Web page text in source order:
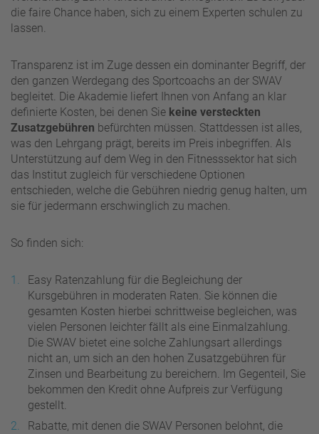
die faire Chance haben, sich zu einem Experten schulen zu
lassen.
Transparenz ist im Zuge dessen ein dominanter Begriff, der
den ganzen Werdegang des Sportcoachs an der SWAV
begleitet. Die Akademie liefert Ihnen von Anfang an klar
definierte Kosten, bei denen Sie keine versteckten
Zusatzgebühren befürchten müssen. Stattdessen ist alles,
was den Lehrgang prägt, bereits im Preis inbegriffen. Als
Unterstützung auf dem Weg in den Fitnesssektor hat sich
das Institut zugleich für verschiedene Optionen
entschieden, welche die Gebühren niedrig genug halten, um
sie für jedermann erschwinglich zu machen.
So finden sich:
Easy Ratenzahlung für die Begleichung der
Kursgebühren in moderaten Raten. Sie können die
gesamten Kosten hierbei schrittweise begleichen, was
vielen Personen leichter fällt als eine Einmalzahlung.
Die SWAV bietet eine solche Zahlungsart allerdings
nicht an, um sich an den hohen Zusatzgebühren für
Zinsen und Bearbeitung zu bereichern. Im Gegenteil, Sie
bekommen den Kredit ohne Aufpreis zur Verfügung
gestellt.
Rabatte, mit denen die SWAV Personen belohnt, die